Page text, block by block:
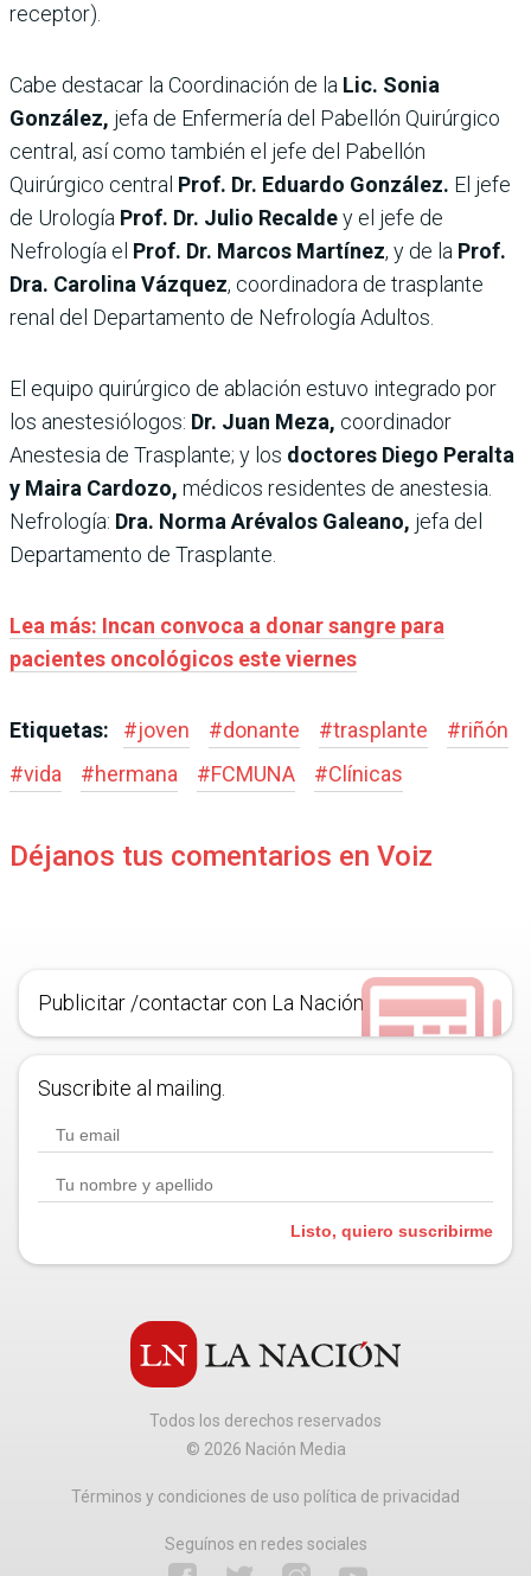
receptor).
Cabe destacar la Coordinación de la Lic. Sonia
González, jefa de Enfermería del Pabellón Quirúrgico
central, así como también el jefe del Pabellón
Quirúrgico central Prof. Dr. Eduardo González. El jefe
de Urología Prof. Dr. Julio Recaldey el jefe de
Nefrología el Prof. Dr. Marcos Martínez, y de la Prof.
Dra. Carolina Vázquez, coordinadora de trasplante
renal del Departamento de Nefrología Adultos.
El equipo quirúrgico de ablación estuvo integrado por
los anestesiólogos: Dr. Juan Meza, coordinador
Anestesia de Trasplante; y los doctores Diego Peralta
y Maira Cardozo, médicos residentes de anestesia.
Nefrología: Dra. Norma Arévalos Galeano, jefa del
Departamento de Trasplante.
Lea más: Incan convoca a donar sangre para
pacientes oncológicos este viernes
Etiquetas: #joven #donante #trasplante #riñón
#vida #hermana #FCMUNA #Clínicas
Déjanos tus comentarios en Voiz
Publicitar /contactar con La Nación
Suscribite al mailing.
Listo, quiero suscribirme
Todos los derechos reservados
© 2026 Nación Media
Términos y condiciones de uso política de privacidad
Seguínos en redes sociales